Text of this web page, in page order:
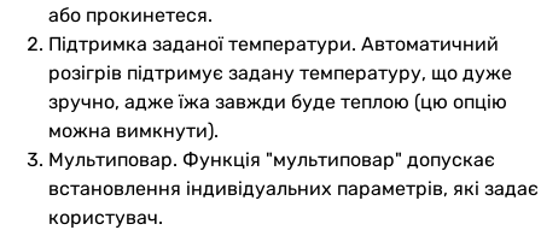
або прокинетеся.
Підтримка заданої температури. Автоматичний
розігрів підтримує задану температуру, що дуже
зручно, адже їжа завжди буде теплою (цю опцію
можна вимкнути).
Мультиповар. Функція "мультиповар" допускає
встановлення індивідуальних параметрів, які задає
користувач.